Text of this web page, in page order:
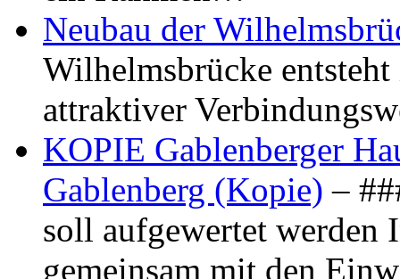
Neubau der
Wilhelmsbrücke
attraktiver
KOPIE Gablenberger
Gablenberg (Kopie) –
soll aufgewertet werden
gemeinsam mit den